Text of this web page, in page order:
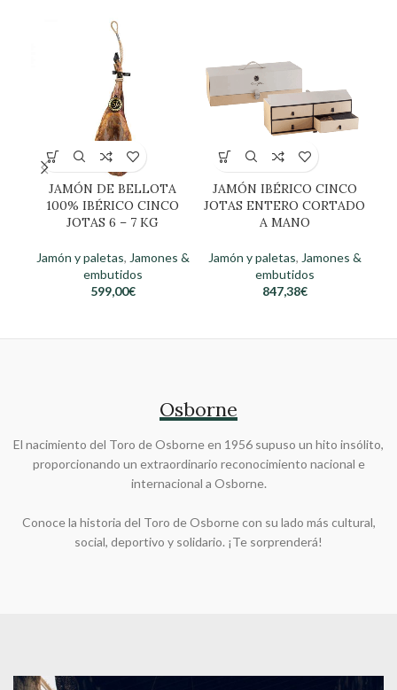
JAMÓN DE BELLOTA
100% IBÉRICO CINCO
JOTAS 6 – 7 KG
Jamón y paletas, Jamones &
embutidos
599,00€
JAMÓN IBÉRICO CINCO
JOTAS ENTERO CORTADO
A MANO
Jamón y paletas, Jamones &
embutidos
847,38€
Osborne
El nacimiento del Toro de Osborne en 1956 supuso un hito insólito,
proporcionando un extraordinario reconocimiento nacional e
internacional a Osborne.
Conoce la historia del Toro de Osborne con su lado más cultural,
social, deportivo y solidario. ¡Te sorprenderá!